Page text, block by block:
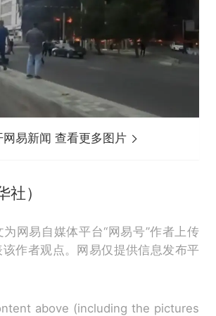
网易新闻 查看更多图片
社）
网易自媒体平台“网易号”作者上传
作者观点。网易仅提供信息发布平
above (including the pictures